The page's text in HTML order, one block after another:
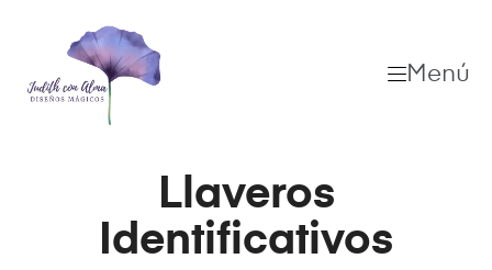
Menú
Llaveros
Identificativos